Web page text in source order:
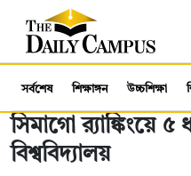
সর্বশেষ শিক্ষাঙ্গন উচ্চশিক্ষা
সিমাগো র‌্যাঙ্কিংয়ে
বিশ্ববিদ্যালয়